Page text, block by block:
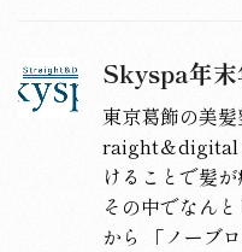
Skyspa年末
東京葛飾の美
raight＆digital
けることで髪
その中でなん
から 「ノーブ